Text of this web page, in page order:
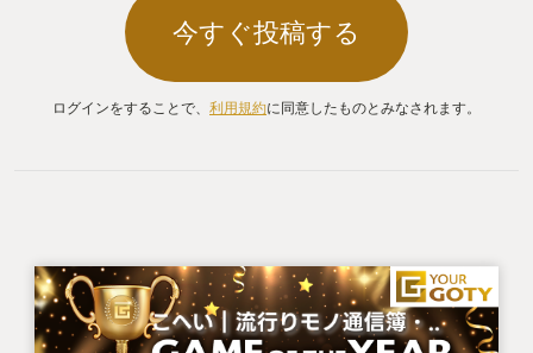
今すぐ投稿する
ログインをすることで、 利用規約に同意したものとみなされます。